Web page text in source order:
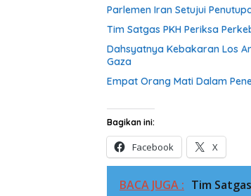
Parlemen Iran Setujui
Tim Satgas PKH Periksa
Dahsyatnya Kebakaran Los
Gaza
Empat Orang Mati Dalam
Bagikan ini:
Facebook X
BACA JUGA : Tim